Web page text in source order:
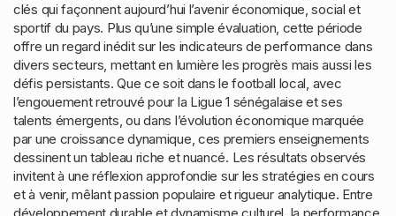
clés qui façonnent aujourd’hui l’avenir économique, social et
sportif du pays. Plus qu’une simple évaluation, cette période
offre un regard inédit sur les indicateurs de performance dans
divers secteurs, mettant en lumière les progrès mais aussi les
défis persistants. Que ce soit dans le football local, avec
l’engouement retrouvé pour la Ligue 1 sénégalaise et ses
talents émergents, ou dans l’évolution économique marquée
par une croissance dynamique, ces premiers enseignements
dessinent un tableau riche et nuancé. Les résultats observés
invitent à une réflexion approfondie sur les stratégies en cours
et à venir, mêlant passion populaire et rigueur analytique. Entre